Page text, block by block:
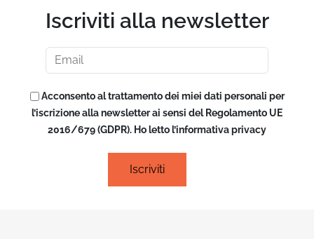
Iscriviti alla newsletter
Acconsento al trattamento dei miei dati personali per
l’iscrizione alla newsletter ai sensi del Regolamento UE
2016/679 (GDPR). Ho letto l’informativa privacy